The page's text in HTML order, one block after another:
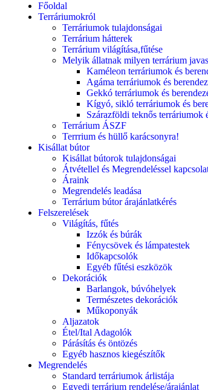
Főoldal
Terráriumokról
Terráriumok tulajdonságai
Terrárium hátterek
Terrárium világítása,fűtése
Melyik állatnak milyen terrárium
Kaméleon terráriumok és
Agáma terráriumok és
Gekkó terráriumok és
Kígyó, sikló terráriumok és
Szárazföldi teknős terráriumok
Terrárium ÁSZF
Terrrium és hüllő karácsonyra!
Kisállat bútor
Kisállat bútorok tulajdonságai
Átvétellel és Megrendeléssel
Áraink
Megrendelés leadása
Terrárium bútor árajánlatkérés
Felszerelések
Világítás, fűtés
Izzók és búrák
Fénycsövek és lámpatestek
Időkapcsolók
Egyéb fűtési eszközök
Dekorációk
Barlangok, búvóhelyek
Természetes dekorációk
Műkoponyák
Aljazatok
Étel/Ital Adagolók
Párásítás és öntözés
Egyéb hasznos kiegészítők
Megrendelés
Standard terráriumok árlistája
Egyedi terrárium rendelése/árajánlat